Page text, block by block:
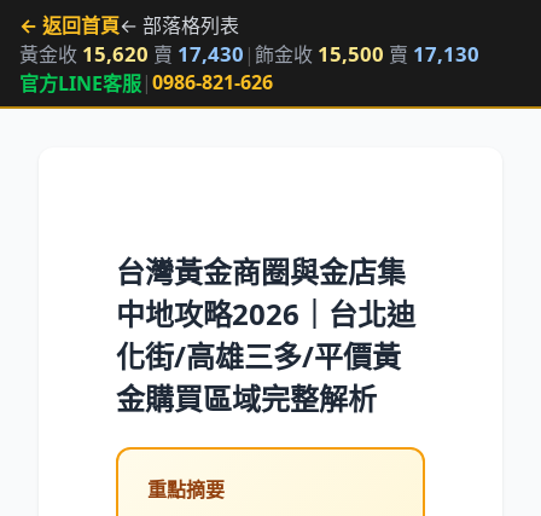
← 返回首頁← 部落格列表
黃金收 15,620 賣 17,430 |飾金收 15,500 賣 17,130
官方LINE客服|0986-821-626
台灣黃金商圈與金店集
中地攻略2026｜台北迪
化街/高雄三多/平價黃
金購買區域完整解析
重點摘要